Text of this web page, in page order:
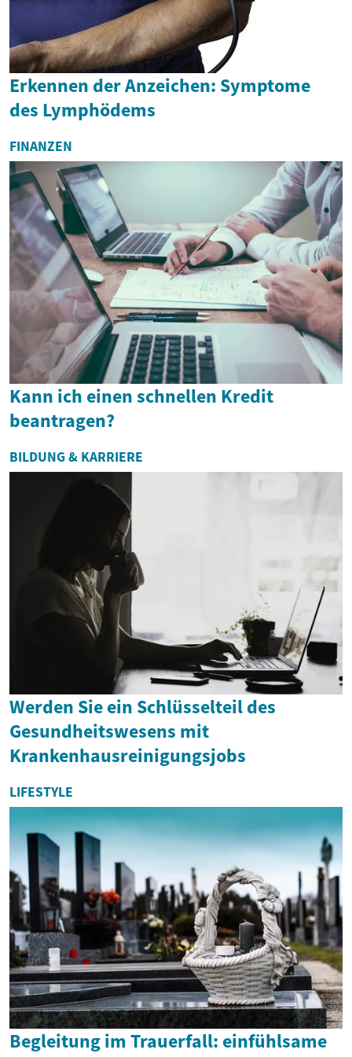
Erkennen der Anzeichen: Symptome
des Lymphödems
FINANZEN
Kann ich einen schnellen Kredit
beantragen?
BILDUNG & KARRIERE
Werden Sie ein Schlüsselteil des
Gesundheitswesens mit
Krankenhausreinigungsjobs
LIFESTYLE
Begleitung im Trauerfall: einfühlsame